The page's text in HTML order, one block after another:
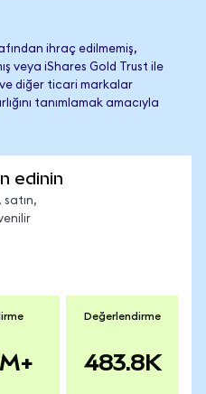
ihraç edilmemiş,
veya iShares Gold Trust ile
ve diğer ticari markalar
tanımlamak amacıyla
edinin
satın,
Değerlendirme
483.8K